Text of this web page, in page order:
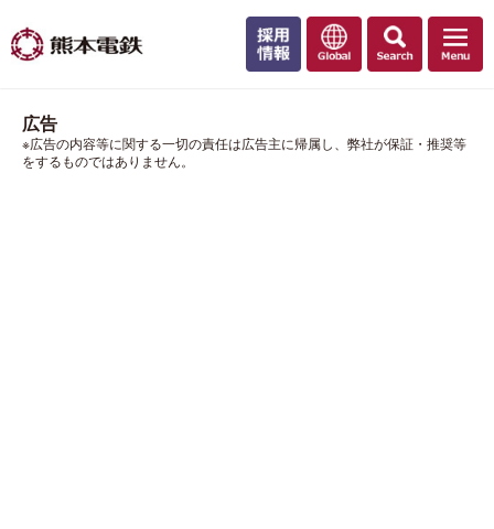
広告
※広告の内容等に関する一切の責任は広告主に帰属し、弊社が保証・推奨等
をするものではありません。